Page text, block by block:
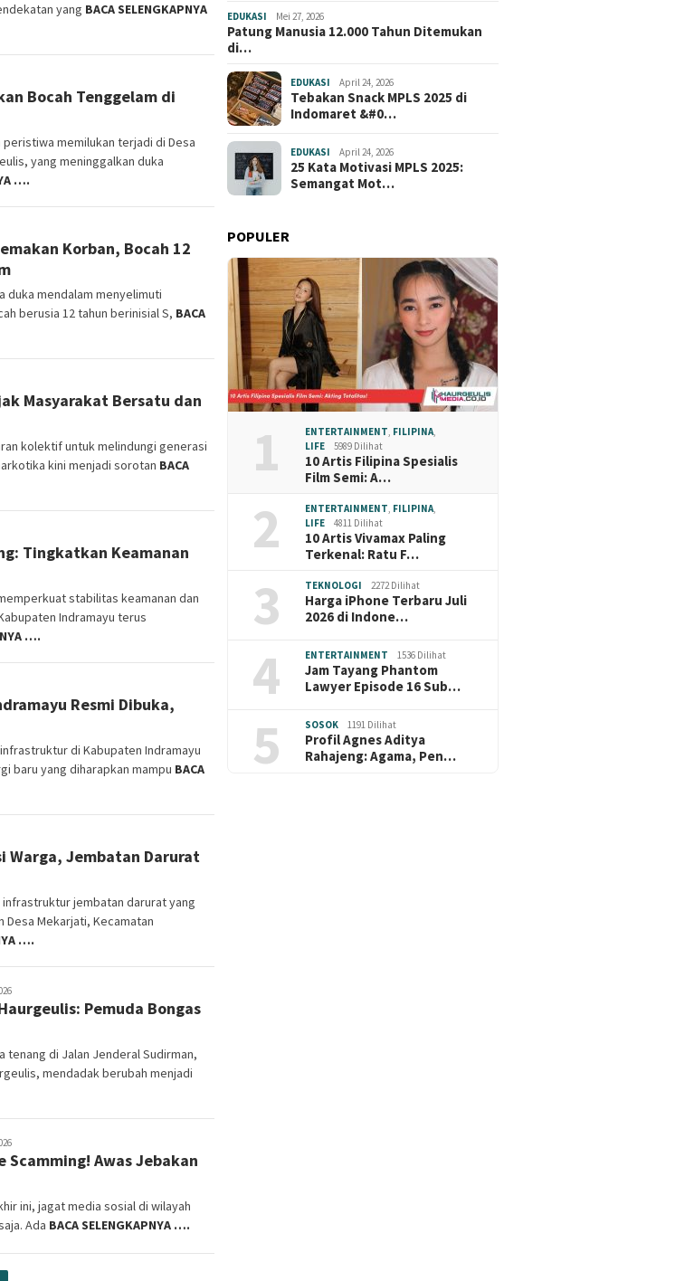
yang BACA SELENGKAPNYA
Bocah Tenggelam di
memilukan terjadi di Desa
yang meninggalkan duka
….
Korban, Bocah 12
duka mendalam menyelimuti
berusia 12 tahun berinisial S, BACA
Masyarakat Bersatu dan
kolektif untuk melindungi generasi
kini menjadi sorotan BACA
Tingkatkan Keamanan
stabilitas keamanan dan
Indramayu terus
….
Resmi Dibuka,
di Kabupaten Indramayu
baru yang diharapkan mampu BACA
Warga, Jembatan Darurat
jembatan darurat yang
Mekarjati, Kecamatan
….
Pemuda Bongas
tenang di Jalan Jenderal Sudirman,
mendadak berubah menjadi
Scamming! Awas Jebakan
ini, jagat media sosial di wilayah
Ada BACA SELENGKAPNYA ….
EDUKASI Mei 27, 2026
Patung Manusia 12.000 Tahun Ditemukan
di…
EDUKASI April 24, 2026
Tebakan Snack MPLS 2025 di
Indomaret &#0…
EDUKASI April 24, 2026
25 Kata Motivasi MPLS 2025:
Semangat Mot…
POPULER
1 ENTERTAINMENT FILIPINA
LIFE
5989 Dilihat
10 Artis Filipina Spesialis
Film Semi: A…
2 ENTERTAINMENT FILIPINA
LIFE
4811 Dilihat
10 Artis Vivamax Paling
Terkenal: Ratu F…
3 TEKNOLOGI 2272 Dilihat
Harga iPhone Terbaru Juli
2026 di Indone…
4 ENTERTAINMENT 1536 Dilihat
Jam Tayang Phantom
Lawyer Episode 16 Sub…
5 SOSOK 1191 Dilihat
Profil Agnes Aditya
Rahajeng: Agama, Pen…